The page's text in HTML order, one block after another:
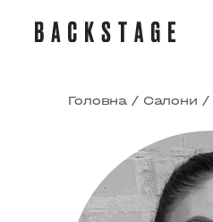
Головна / Салони /